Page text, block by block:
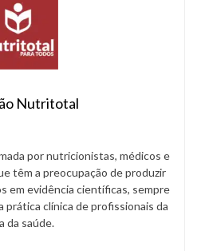
Nutritotal
por nutricionistas, médicos e
têm a preocupação de produzir
em evidência científicas, sempre
prática clínica de profissionais da
da saúde.